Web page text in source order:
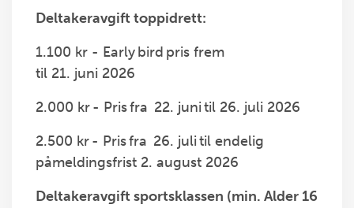
Deltakeravgift toppidrett:
1.100 kr - Early bird pris frem
til 21. juni 2026
2.000 kr - Pris fra 22. juni til 26. juli 2026
2.500 kr - Pris fra 26. juli til endelig
påmeldingsfrist 2. august 2026
Deltakeravgift sportsklassen (min. Alder 16